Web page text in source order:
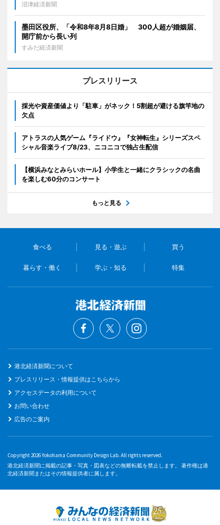
沼津経済新聞
墨田区役所、「令和8年8月8日婚」 300人超が婚姻届、
開庁前から長い列
すみだ経済新聞
プレスリリース
採光や資産価値より「駐車」がネック！5割超が避ける旗竿地の
欠点
アトラスの人気ゲーム『ライドウ』『女神転生』シリーズスペ
シャル音楽ライブ8/23、ニコニコで独占生配信
【横浜みなとみらいホール】小学生と一緒にクラシックの名曲
を楽しむ60分のコンサート
もっと見る
食べる 見る・遊ぶ 買う
暮らす・働く 学ぶ・知る 特集
港北経済新聞について
プレスリリース・情報提供はこちらから
アクセスデータの利用について
お問い合わせ
広告のご案内
Copyright 2026 Yokohama Community Design Lab. All rights reserved.
港北経済新聞に掲載の記事・写真・図表などの無断転載を禁止します。 著作権は港
北経済新聞またはその情報提供者に属します。